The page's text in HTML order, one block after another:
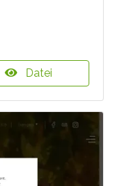
Datei